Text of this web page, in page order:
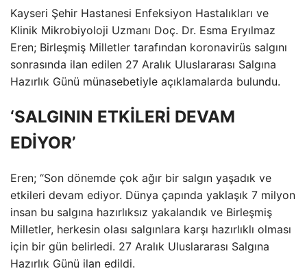
Kayseri Şehir Hastanesi Enfeksiyon Hastalıkları ve
Klinik Mikrobiyoloji Uzmanı Doç. Dr. Esma Eryılmaz
Eren; Birleşmiş Milletler tarafından koronavirüs salgını
sonrasında ilan edilen 27 Aralık Uluslararası Salgına
Hazırlık Günü münasebetiyle açıklamalarda bulundu.
‘SALGININ ETKİLERİ DEVAM
EDİYOR’
Eren; “Son dönemde çok ağır bir salgın yaşadık ve
etkileri devam ediyor. Dünya çapında yaklaşık 7 milyon
insan bu salgına hazırlıksız yakalandık ve Birleşmiş
Milletler, herkesin olası salgınlara karşı hazırlıklı olması
için bir gün belirledi. 27 Aralık Uluslararası Salgına
Hazırlık Günü ilan edildi.